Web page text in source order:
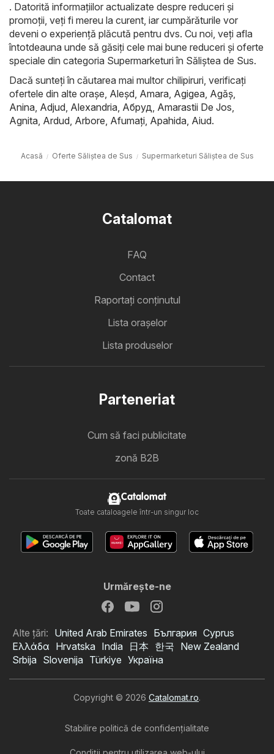
. Datorită informațiilor actualizate despre reduceri și
promoții, veți fi mereu la curent, iar cumpărăturile vor
deveni o experiență plăcută pentru dvs. Cu noi, veți afla
întotdeauna unde să găsiți cele mai bune reduceri și oferte
speciale din categoria Supermarketuri în Săliştea de Sus.
Dacă sunteți în căutarea mai multor chilipiruri, verificați
ofertele din alte orașe, Aleşd, Amara, Agigea, Agăş,
Anina, Adjud, Alexandria, Абруд, Amarastii De Jos,
Agnita, Ardud, Arbore, Afumaţi, Apahida, Aiud.
Acasă Oferte Săliştea de Sus Supermarketuri Săliştea de Sus
Catalomat
FAQ
Contact
Raportați conținutul
Lista oraşelor
Lista produselor
Parteneriat
Cum să faci publicitate
zonă B2B
Catalomat
Toate cataloagele într-un singur loc
Urmăreşte-ne
Alte țări: United Arab Emirates България Cyprus
Ελλάδα Hrvatska India 日本 한국 New Zealand
Srbija Slovenija Türkiye Україна
Copyright © 2026 Catalomat.ro.
Stabilire politică de confidenţialitate